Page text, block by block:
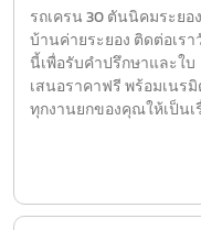
รถเครน 30 ตันนิคมระยอง
บ้านค่ายระยอง ติดต่อเรา
นี้เพื่อรับคำปรึกษาและใบ
เสนอราคาฟรี พร้อมเนร
ทุกงานยกของคุณให้เป็นเ